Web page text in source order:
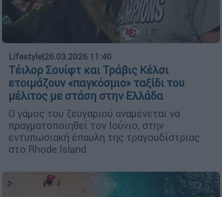
Lifestyle|26.03.2026 11:40
Τέιλορ Σουίφτ και Τράβις Κέλσι
ετοιμάζουν «παγκόσμιο» ταξίδι του
μέλιτος με στάση στην Ελλάδα
Ο γάμος του ζευγαριού αναμένεται να
πραγματοποιηθεί τον Ιούνιο, στην
εντυπωσιακή έπαυλη της τραγουδίστριας
στο Rhode Island